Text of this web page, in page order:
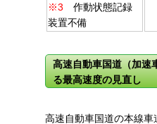
※3 作動状態記録
装置不備
高速自動車国道（加速
る最高速度の見直し
高速自動車国道の本線